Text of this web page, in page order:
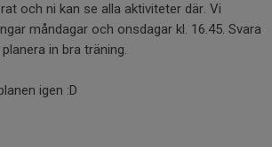
och ni kan se alla aktiviteter där. Vi
måndagar och onsdagar kl. 16.45. Svara
in bra träning.
igen :D